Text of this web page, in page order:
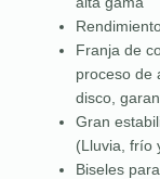
Franja de
proceso de
disco,
Gran
(Lluvia, frío
Biseles